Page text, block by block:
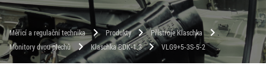
Měřicí a regulační technika chevron_right Produkty chevron_right Přístroje Klaschka chevron_right
Monitory dvou plechů chevron_right Klaschka BDK-1.3 chevron_right VLG9+5-3S-5-2